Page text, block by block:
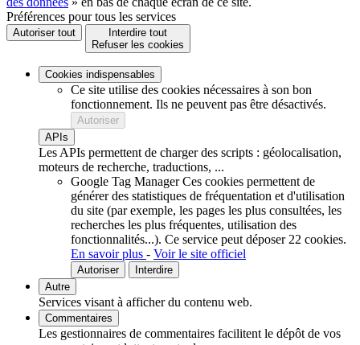
Préférences pour tous les services
Autoriser tout
Interdire tout
Refuser les cookies
Cookies indispensables
Ce site utilise des cookies nécessaires à son bon
fonctionnement. Ils ne peuvent pas être désactivés.
Autoriser
APIs
Les APIs permettent de charger des scripts : géolocalisation,
moteurs de recherche, traductions, ...
Google Tag Manager Ces cookies permettent de
générer des statistiques de fréquentation et d'utilisation
du site (par exemple, les pages les plus consultées, les
recherches les plus fréquentes, utilisation des
fonctionnalités...). Ce service peut déposer 22 cookies.
En savoir plus - Voir le site officiel
Autoriser
Interdire
Autre
Services visant à afficher du contenu web.
Commentaires
Les gestionnaires de commentaires facilitent le dépôt de vos